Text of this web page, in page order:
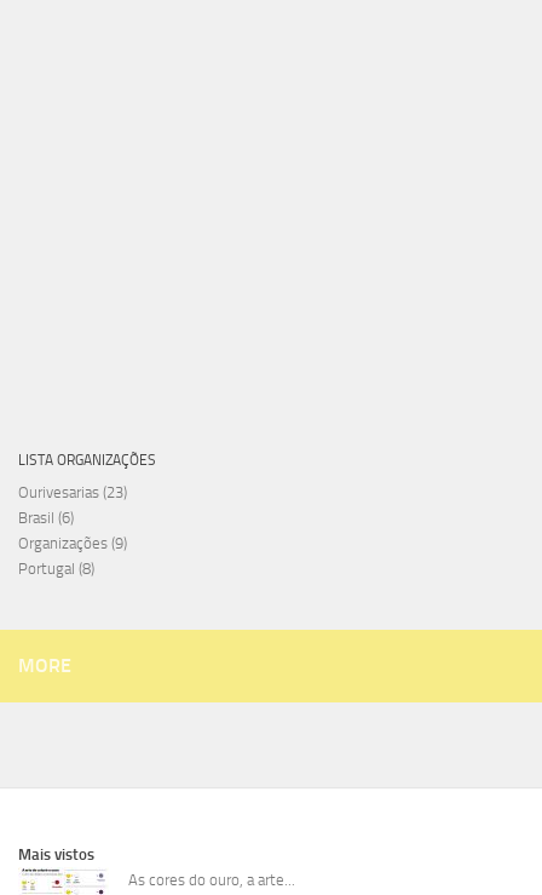
LISTA ORGANIZAÇÕES
Ourivesarias (23)
Brasil (6)
Organizações (9)
Portugal (8)
MORE
Mais vistos
As cores do ouro, a arte...